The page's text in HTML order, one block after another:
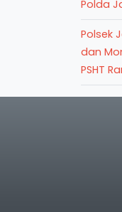
Polda
Polsek
dan
PSHT